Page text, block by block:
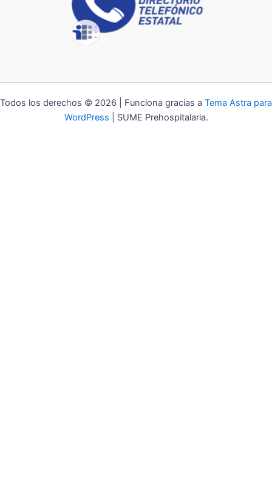
Todos los derechos © 2026 | Funciona gracias a Tema Astra para
WordPress | SUME Prehospitalaria.